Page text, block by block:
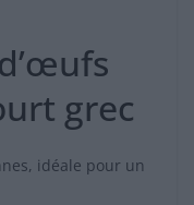
grec
idéale pour un